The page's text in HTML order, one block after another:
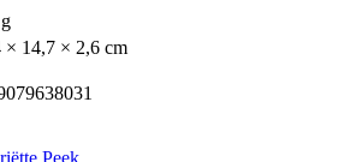
× 14,7 × 2,6 cm
Peek